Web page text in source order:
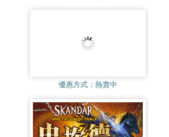
優惠方式： 熱賣中